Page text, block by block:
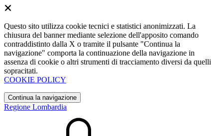
Questo sito utilizza cookie tecnici e statistici anonimizzati. La
chiusura del banner mediante selezione dell'apposito comando
contraddistinto dalla X o tramite il pulsante "Continua la
navigazione" comporta la continuazione della navigazione in
assenza di cookie o altri strumenti di tracciamento diversi da quelli
sopracitati.
COOKIE POLICY
Continua la navigazione
Regione Lombardia